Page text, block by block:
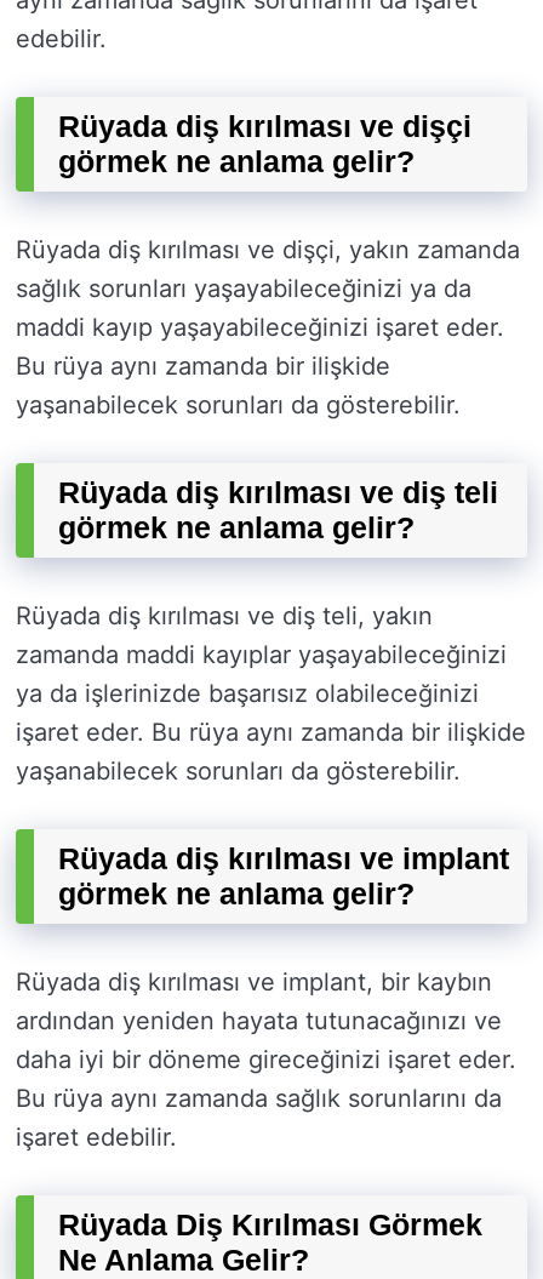
edebilir.
Rüyada diş kırılması ve dişçi
görmek ne anlama gelir?
Rüyada diş kırılması ve dişçi, yakın zamanda
sağlık sorunları yaşayabileceğinizi ya da
maddi kayıp yaşayabileceğinizi işaret eder.
Bu rüya aynı zamanda bir ilişkide
yaşanabilecek sorunları da gösterebilir.
Rüyada diş kırılması ve diş teli
görmek ne anlama gelir?
Rüyada diş kırılması ve diş teli, yakın
zamanda maddi kayıplar yaşayabileceğinizi
ya da işlerinizde başarısız olabileceğinizi
işaret eder. Bu rüya aynı zamanda bir ilişkide
yaşanabilecek sorunları da gösterebilir.
Rüyada diş kırılması ve implant
görmek ne anlama gelir?
Rüyada diş kırılması ve implant, bir kaybın
ardından yeniden hayata tutunacağınızı ve
daha iyi bir döneme gireceğinizi işaret eder.
Bu rüya aynı zamanda sağlık sorunlarını da
işaret edebilir.
Rüyada Diş Kırılması Görmek
Ne Anlama Gelir?